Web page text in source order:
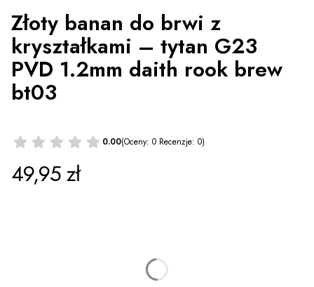
Złoty banan do brwi z
kryształkami – tytan G23
PVD 1.2mm daith rook brew
bt03
0.00(Oceny: 0 Recenzje: 0)
Cena
49,95 zł